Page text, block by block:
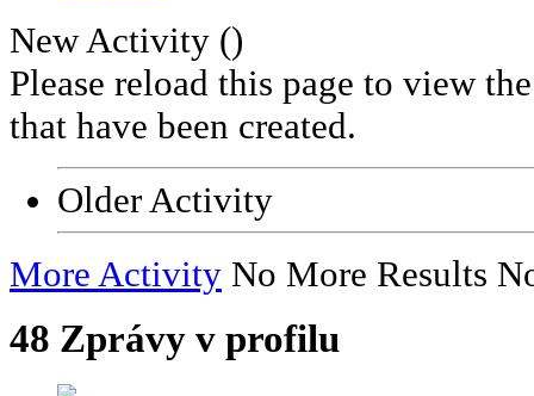
New Activity ()
Please reload this page to view
that have been created.
Older Activity
More Activity No More Results
48 Zprávy v profilu